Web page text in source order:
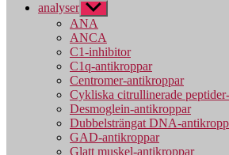
analyser Visa
undermeny
ANA
ANCA
C1-inhibitor
C1q-antikroppar
Centromer-antikroppar
Cykliska citrullinerade
Desmoglein-antikroppar
Dubbelsträngat DNA-
GAD-antikroppar
Glatt muskel-antikroppar